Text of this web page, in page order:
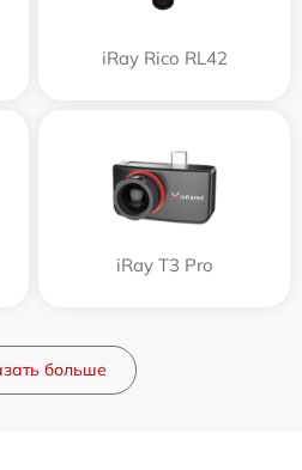
iRay Rico RL42
iRay T3 Pro
больше